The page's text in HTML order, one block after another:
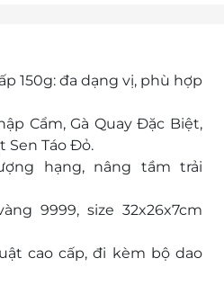
150g: đa dạng vị, phù hợp
Cẩm, Gà Quay Đặc Biệt,
Sen Táo Đỏ.
hạng, nâng tầm trải
9999, size 32x26x7cm
cao cấp, đi kèm bộ dao